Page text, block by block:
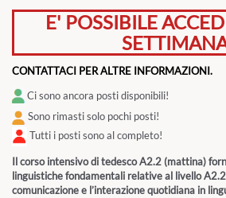
E' POSSIBILE
CONTATTACI PER ALTRE INFORMAZIONI.
Ci sono ancora posti disponibili!
Sono rimasti solo pochi posti!
Tutti i posti sono al completo!
Il corso intensivo di tedesco A2.2 (mattina)
linguistiche fondamentali relative al livello
comunicazione e l’interazione quotidiana in